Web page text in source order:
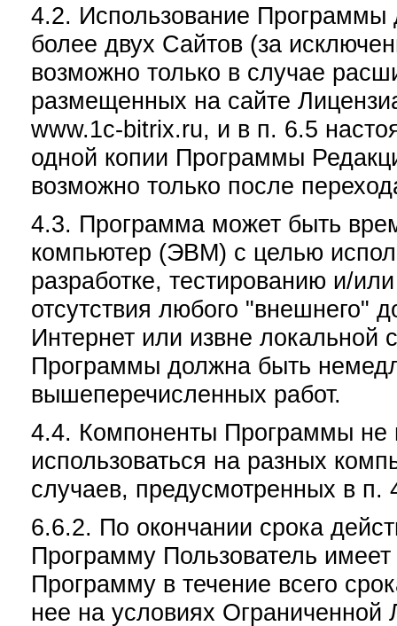
4.2. Использование Программы
более двух Сайтов (за
возможно только в случае
размещенных на сайте
www.1c-bitrix.ru, и в п. 6.5
одной копии Программы
возможно только после
4.3. Программа может быть
компьютер (ЭВМ) с целью
разработке, тестированию и/
отсутствия любого "внешнего"
Интернет или извне локальной
Программы должна быть
вышеперечисленных работ.
4.4. Компоненты Программы не
использоваться на разных
случаев, предусмотренных в
6.6.2. По окончании срока
Программу Пользователь
Программу в течение всего
нее на условиях